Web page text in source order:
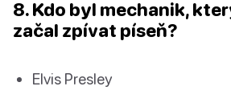
8. Kdo byl mechanik,
začal zpívat píseň?
Elvis Presley